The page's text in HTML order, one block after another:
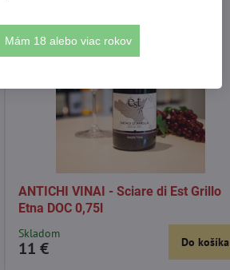
ANTICHI VINAI - Sciare di Est Grillo
Etna DOC 0,75l
Skladom
11 € Do košíka
Mám 18 alebo viac rokov